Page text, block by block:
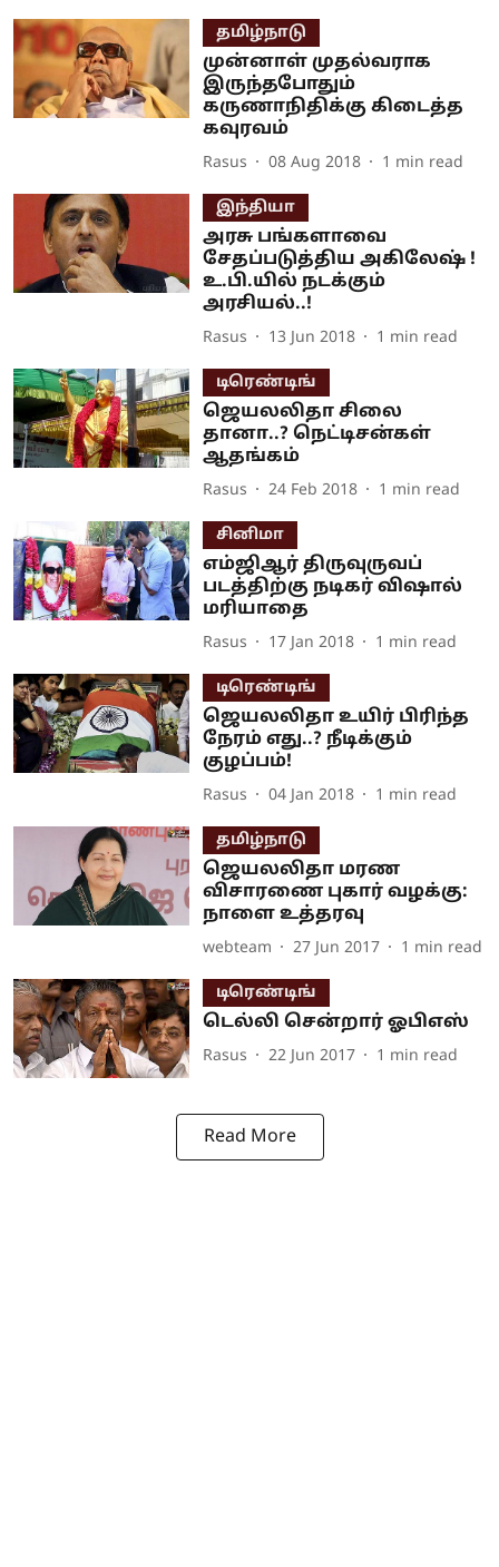
தமிழ்நாடு
முன்னாள் முதல்வராக
இருந்தபோதும்
கருணாநிதிக்கு கிடைத்த
கவுரவம்
Rasus 08 Aug 2018 1 min read
இந்தியா
அரசு பங்களாவை
சேதப்படுத்திய அகிலேஷ் !
உ.பி.யில் நடக்கும்
அரசியல்..!
Rasus 13 Jun 2018 1 min read
டிரெண்டிங்
ஜெயலலிதா சிலை
தானா..? நெட்டிசன்கள்
ஆதங்கம்
Rasus 24 Feb 2018 1 min read
சினிமா
எம்ஜிஆர் திருவுருவப்
படத்திற்கு நடிகர் விஷால்
மரியாதை
Rasus 17 Jan 2018 1 min read
டிரெண்டிங்
ஜெயலலிதா உயிர் பிரிந்த
நேரம் எது..? நீடிக்கும்
குழப்பம்!
Rasus 04 Jan 2018 1 min read
தமிழ்நாடு
ஜெயலலிதா மரண
விசாரணை புகார் வழக்கு:
நாளை உத்தரவு
webteam 27 Jun 2017 1 min read
டிரெண்டிங்
டெல்லி சென்றார் ஓபிஎஸ்
Rasus 22 Jun 2017 1 min read
Read More